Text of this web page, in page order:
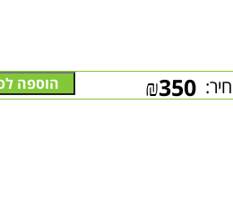
₪350 הוספה